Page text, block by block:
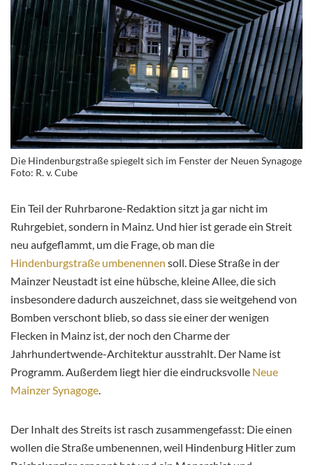
Die Hindenburgstraße spiegelt sich im Fenster der Neuen Synagoge
Foto: R. v. Cube
Ein Teil der Ruhrbarone-Redaktion sitzt ja gar nicht im
Ruhrgebiet, sondern in Mainz. Und hier ist gerade ein Streit
neu aufgeflammt, um die Frage, ob man die
Hindenburgstraße umbenennen soll. Diese Straße in der
Mainzer Neustadt ist eine hübsche, kleine Allee, die sich
insbesondere dadurch auszeichnet, dass sie weitgehend von
Bomben verschont blieb, so dass sie einer der wenigen
Flecken in Mainz ist, der noch den Charme der
Jahrhundertwende-Architektur ausstrahlt. Der Name ist
Programm. Außerdem liegt hier die eindrucksvolle Neue
Mainzer Synagoge.
Der Inhalt des Streits ist rasch zusammengefasst: Die einen
wollen die Straße umbenennen, weil Hindenburg Hitler zum